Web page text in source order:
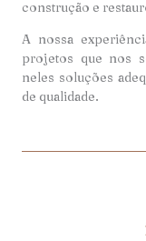
construção e
A nossa
projetos que nos
neles soluções
de qualidade.